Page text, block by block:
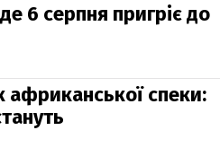
6 серпня пригріє до
африканської спеки: